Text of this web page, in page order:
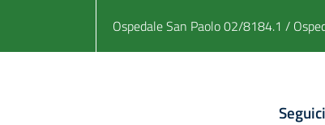
Ospedale San Paolo 02/8184.1 /